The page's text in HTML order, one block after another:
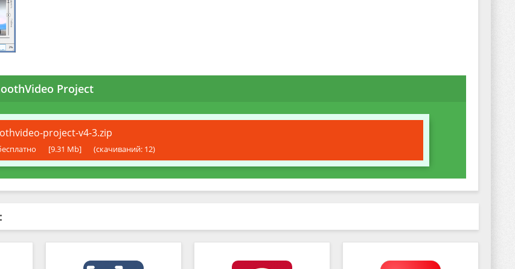
Project
project-v4-3.zip
[9.31 Mb] (cкачиваний: 12)